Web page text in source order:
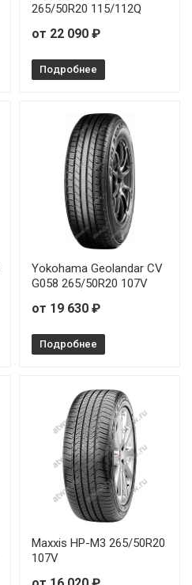
265/50R20 115/112Q
от 22 090 ₽
Подробнее
Yokohama Geolandar CV
G058 265/50R20 107V
от 19 630 ₽
Подробнее
Maxxis HP-M3 265/50R20
107V